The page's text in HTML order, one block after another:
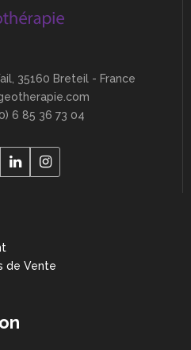
35160 Breteil - France
6 85 36 73 04
de Vente